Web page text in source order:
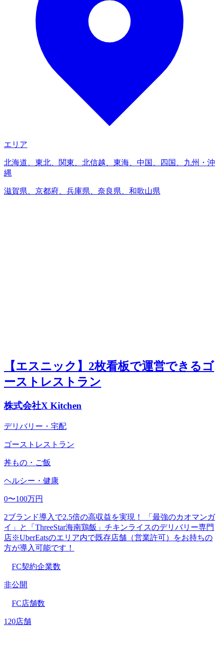
エリア
北海道、東北、関東、北信越、東海、中国、四国、九州・沖
縄
滋賀県、京都府、兵庫県、奈良県、和歌山県
【エスニック】2枚看板で運営できるゴ
ーストレストラン
株式会社X Kitchen
デリバリー・宅配
ゴーストレストラン
丼もの・ご飯
ヘルシー・健康
0〜100万円
2ブランド導入で2.5倍の高収益を実現！ 「最強のカオマンガ
イ」と「ThreeStar海南鶏飯」チキンライスのデリバリー専門
店※UberEatsのエリア内で既存店舗（営業許可）をお持ちの
方が導入可能です！
FC契約企業数
非公開
FC店舗数
120店舗